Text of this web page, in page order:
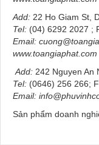
Add: 22 Ho Giam St,
Tel: (04) 6292 2027 ;
Email:
www.toangiaphat.com
Add: 242 Nguyen An
Tel: (0646) 256 266;
Email:
Sản phẩm doanh